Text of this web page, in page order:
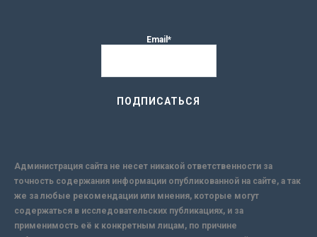
Email*
Администрация сайта не несет никакой ответственности за
точность содержания информации опубликованной на сайте, а так
же за любые рекомендации или мнения, которые могут
содержаться в исследовательских публикациях, и за
применимость её к конкретным лицам, по причине